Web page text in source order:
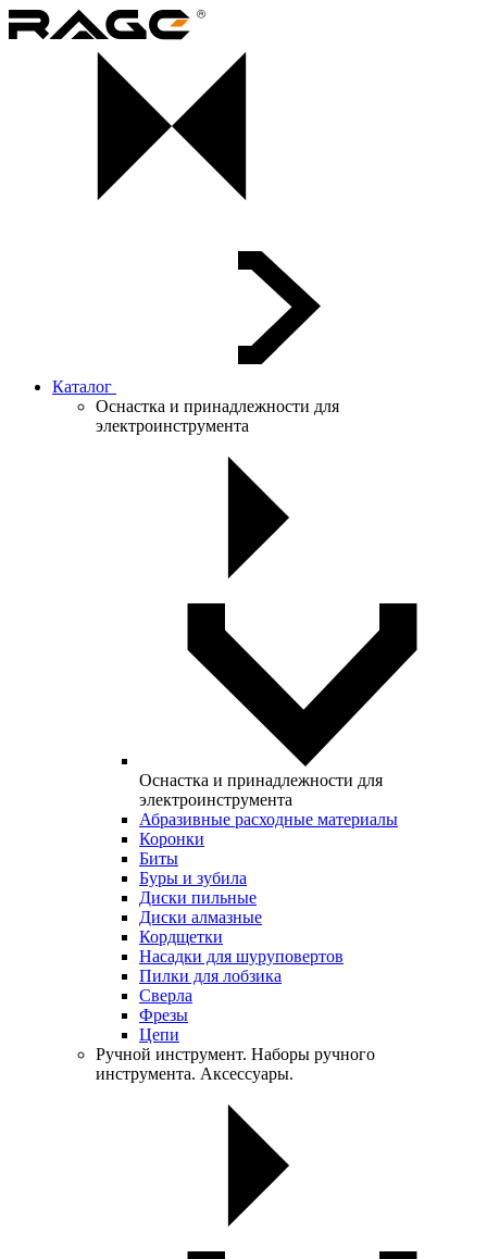
Каталог
Оснастка и принадлежности для
электроинструмента
Оснастка и принадлежности для
электроинструмента
Абразивные расходные материалы
Коронки
Биты
Буры и зубила
Диски пильные
Диски алмазные
Кордщетки
Насадки для шуруповертов
Пилки для лобзика
Сверла
Фрезы
Цепи
Ручной инструмент. Наборы ручного
инструмента. Аксессуары.